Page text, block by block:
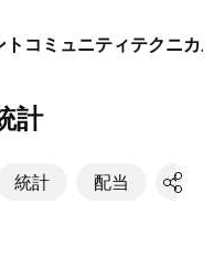
ト コミュニティテクニカ
計
統計 配当 決算